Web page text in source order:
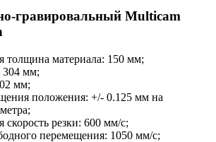
гравировальный Multicam
толщина материала: 150 мм;
304 мм;
мм;
положения: +/- 0.125 мм на
скорость резки: 600 мм/с;
перемещения: 1050 мм/с;